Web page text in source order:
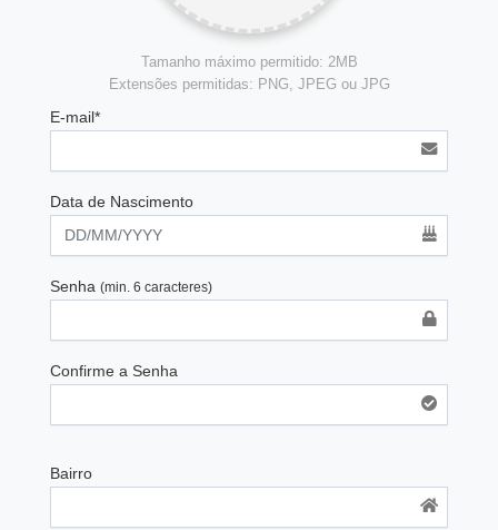
Tamanho máximo permitido: 2MB
Extensões permitidas: PNG, JPEG ou JPG
E-mail*
Data de Nascimento
Senha (min. 6 caracteres)
Confirme a Senha
Bairro